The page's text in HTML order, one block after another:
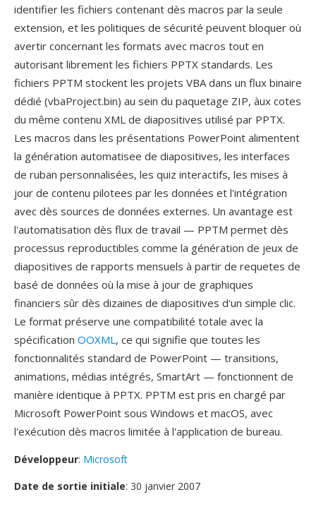
identifier les fichiers contenant dès macros par la seule
extension, et les politiques de sécurité peuvent bloquer où
avertir concernant les formats avec macros tout en
autorisant librement les fichiers PPTX standards. Les
fichiers PPTM stockent les projets VBA dans un flux binaire
dédié (vbaProject.bin) au sein du paquetage ZIP, àux cotes
du même contenu XML de diapositives utilisé par PPTX.
Les macros dans les présentations PowerPoint alimentent
la génération automatisee de diapositives, les interfaces
de ruban personnalisées, les quiz interactifs, les mises à
jour de contenu pilotees par les données et l'intégration
avec dès sources de données externes. Un avantage est
l'automatisation dès flux de travail — PPTM permet dès
processus reproductibles comme la génération de jeux de
diapositives de rapports mensuels à partir de requetes de
basé de données où la mise à jour de graphiques
financiers sûr dès dizaines de diapositives d'un simple clic.
Le format préserve une compatibilité totale avec la
spécification OOXML, ce qui signifie que toutes les
fonctionnalités standard de PowerPoint — transitions,
animations, médias intégrés, SmartArt — fonctionnent de
manière identique à PPTX. PPTM est pris en chargé par
Microsoft PowerPoint sous Windows et macOS, avec
l'exécution dès macros limitée à l'application de bureau.
Développeur: Microsoft
Date de sortie initiale: 30 janvier 2007